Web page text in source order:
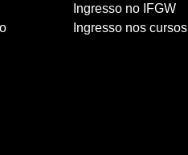
Ingresso no IFGW
Ingresso nos cursos